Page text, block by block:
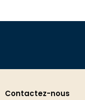
Contactez-nous